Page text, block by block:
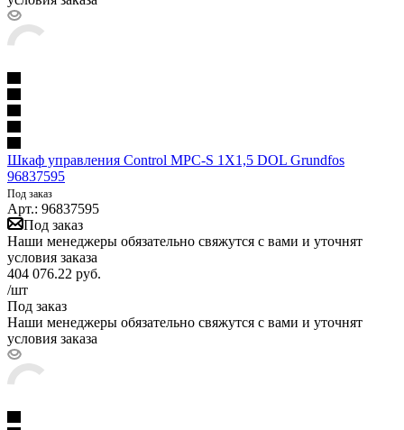
Шкаф управления Control MPC-S 1X1,5 DOL Grundfos
96837595
Под заказ
Арт.: 96837595
Под заказ
Наши менеджеры обязательно свяжутся с вами и уточнят
условия заказа
404 076.22 руб.
/шт
Под заказ
Наши менеджеры обязательно свяжутся с вами и уточнят
условия заказа